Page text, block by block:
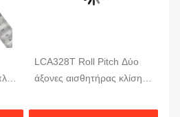
LCA328T Roll Pitch Δύο
άξονες αισθητήρας κλίσης
έξοδος ψηφιακό μετρητή